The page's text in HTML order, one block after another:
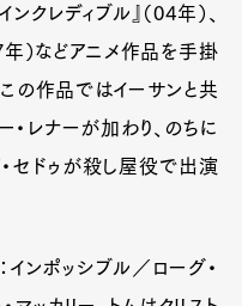
クレディブル』（04年）、
年）などアニメ作品を手掛
この作品ではイーサンと共
・レナーが加わり、のちに
セドゥが殺し屋役で出演
インポッシブル／ローグ・